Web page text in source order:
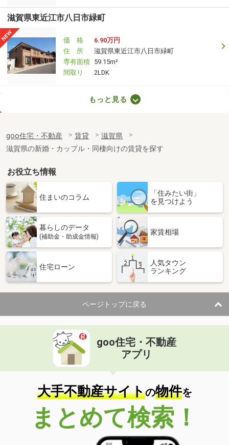
滋賀県東近江市八日市緑町
価 格
6.90万円
住 所
滋賀県東近江市八日市緑町
専有面積 59.15m²
間取り
2LDK
滋賀県甲賀市水口町八光
専有面積
20.28m²
間取り
1K
滋賀県近江八幡市鷹飼町
価 格
5.70万円
滋賀県近江八幡市鷹飼町
専有面積 58.34m²
間取り
滋賀県湖南市三雲
住 所
滋賀県湖南市三雲
専有面積 51m²
間取り
2LDK
滋賀県甲賀市水口町名坂
価 格
住 所
滋賀県甲賀市水口町名坂
専有面積 39.74m²
間取り
2DK
滋賀県大津市堅田１丁目
価 格
6.20万円
滋賀県大津市堅田１丁目
もっと見る
goo住宅・不動産 賃貸
滋賀県
滋賀県の新婚・カップル・同棲向けの賃貸を探す
お役立ち情報
住まいのコラム
「住みたい街」
を見つけよう
暮らしのデータ
(補助金・助成金情報)
家賃相場
住宅ローン
人気タウン
ランキング
ページトップに戻る
goo住宅・不動産
アプリ
大手不動産サイトの物件を
まとめて検索！